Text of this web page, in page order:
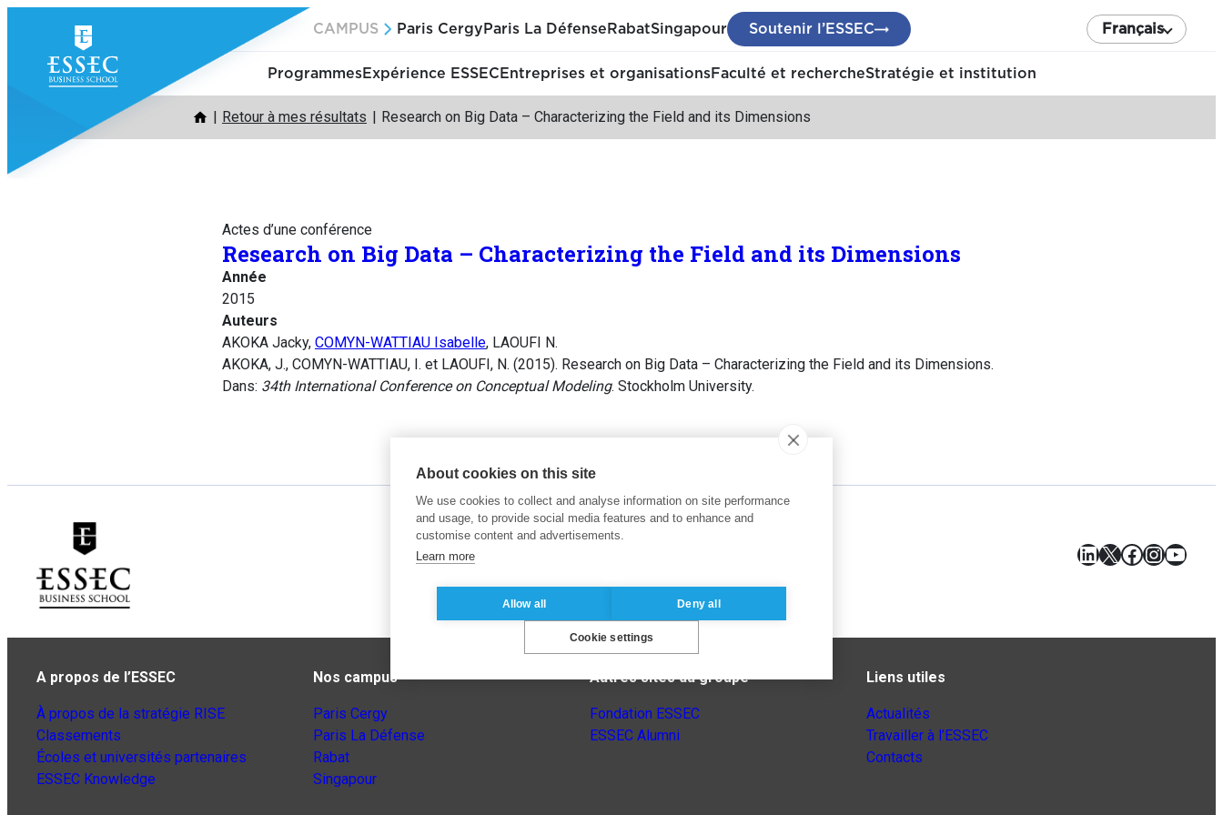
contenu
CAMPUS Paris Cergy Paris La Défense RabatSingapour Soutenir l’ESSEC Français
ProgrammesExpérience ESSEC Entreprises et organisationsFaculté et rechercheStratégie et institution
Retour à mes résultats Research on Big Data – Characterizing the Field and its Dimensions
Actes d’une conférence
Research on Big Data – Characterizing the Field and its Dimensions
Année
2015
Auteurs
AKOKA Jacky, COMYN-WATTIAU Isabelle, LAOUFI N.
AKOKA, J., COMYN-WATTIAU, I. et LAOUFI, N. (2015). Research on Big Data – Characterizing the Field and its Dimensions.
Dans: 34th International Conference on Conceptual Modeling. Stockholm University.
LinkedIn
X Facebook
A propos de l’ESSEC
À propos de la stratégie RISE
Classements
Écoles et universités partenaires
ESSEC Knowledge
Nos campus
Paris Cergy
Paris La Défense
Rabat
Singapour
Autres sites du groupe
Fondation ESSEC
ESSEC Alumni
Liens utiles
Actualités
Travailler à l’ESSEC
Contacts
About cookies on this site
We use cookies to collect and analyse information on site performance
and usage, to provide social media features and to enhance and
customise content and advertisements.
Learn more
Allow all Deny all
Cookie settings